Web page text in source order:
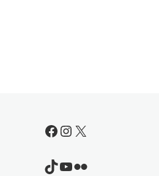
Facebook
Instagram
X
TikTok
YouTube
Flickr